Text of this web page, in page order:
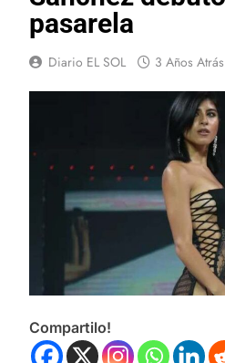
pasarela
Diario EL SOL 3 Años Atrás
Compartilo!